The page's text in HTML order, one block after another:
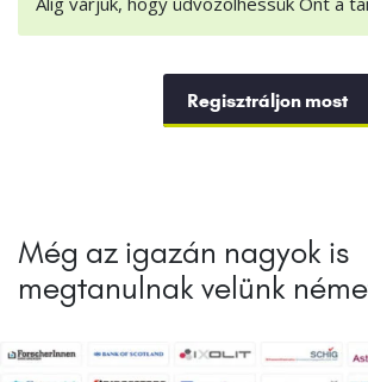
Regisztráljon most
Még az igazán nagyok is
megtanulnak velünk